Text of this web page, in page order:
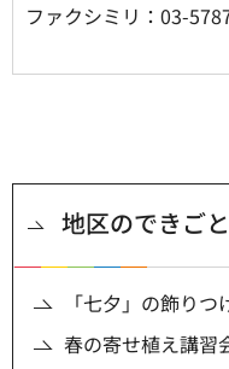
ファクシミリ：03-
地区のできご
「七夕」の飾り
春の寄せ植え講習